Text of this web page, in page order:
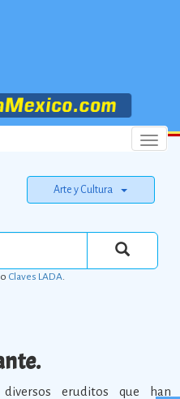
Menu
Arte y Cultura
o Claves LADA.
eruditos que han